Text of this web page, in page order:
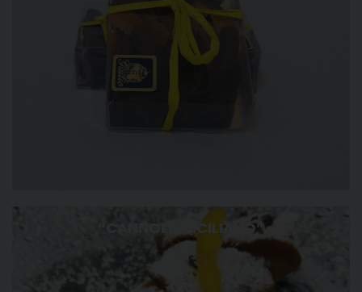
“CANNOLO SICILIANO”